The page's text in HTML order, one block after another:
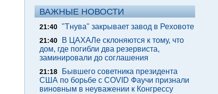
ВАЖНЫЕ НОВОСТИ
21:40 "Тнува" закрывает завод в Реховоте
21:40
В ЦАХАЛе склоняются к тому, что
дом, где погибли два резервиста,
заминировали до соглашения
21:18
Бывшего советника президента
США по борьбе с COVID Фаучи признали
виновным в неуважении к Конгрессу